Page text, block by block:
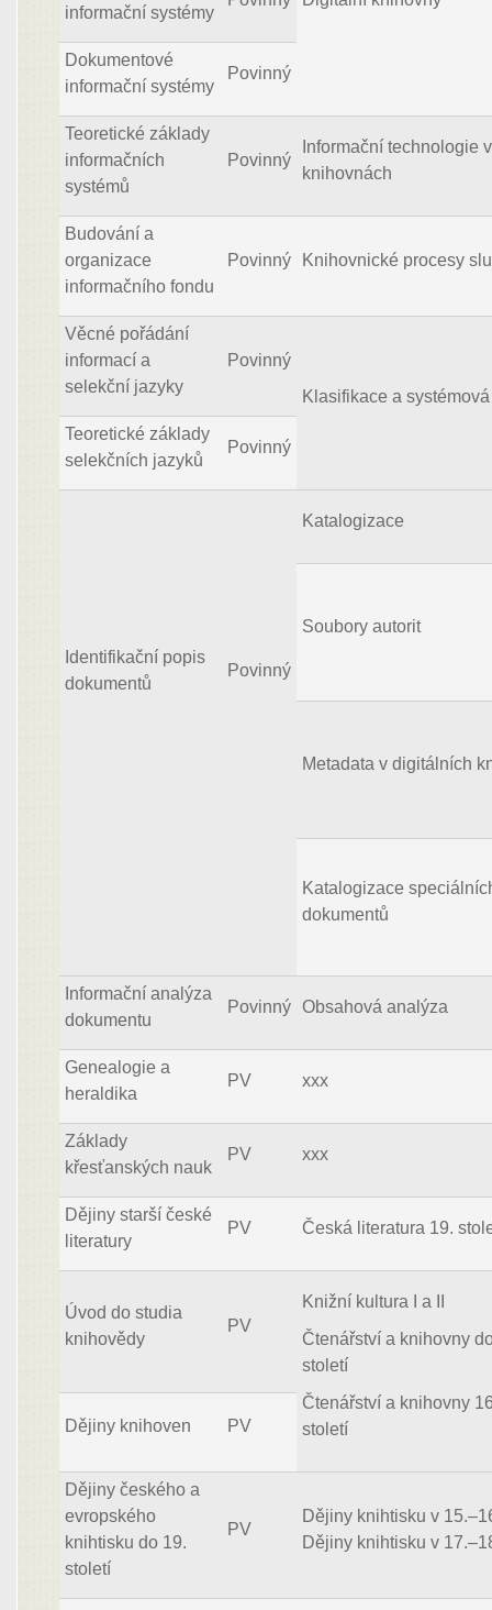
informační systémy
Dokumentové
informační systémy
Povinný
Teoretické základy
informačních
systémů
Povinný
Informační technologie v
knihovnách
Budování a
organizace
informačního fondu
Povinný Knihovnické procesy
Věcné pořádání
informací a
selekční jazyky
Povinný
Klasifikace a
Teoretické základy
selekčních jazyků
Povinný
Identifikační popis
dokumentů
Povinný
Katalogizace
Soubory autorit
Metadata v digitálních
Katalogizace
dokumentů
Informační analýza
dokumentu
Povinný Obsahová analýza
Genealogie a
heraldika
PV xxx
Základy
křesťanských nauk
PV xxx
Dějiny starší české
literatury
PV Česká literatura 19.
Úvod do studia
knihovědy
PV
Knižní kultura I a II
Čtenářství a knihovny
století
Čtenářství a knihovny
století
Dějiny knihoven PV
Dějiny českého a
evropského
knihtisku do 19.
století
PV
Dějiny knihtisku v
Dějiny knihtisku v